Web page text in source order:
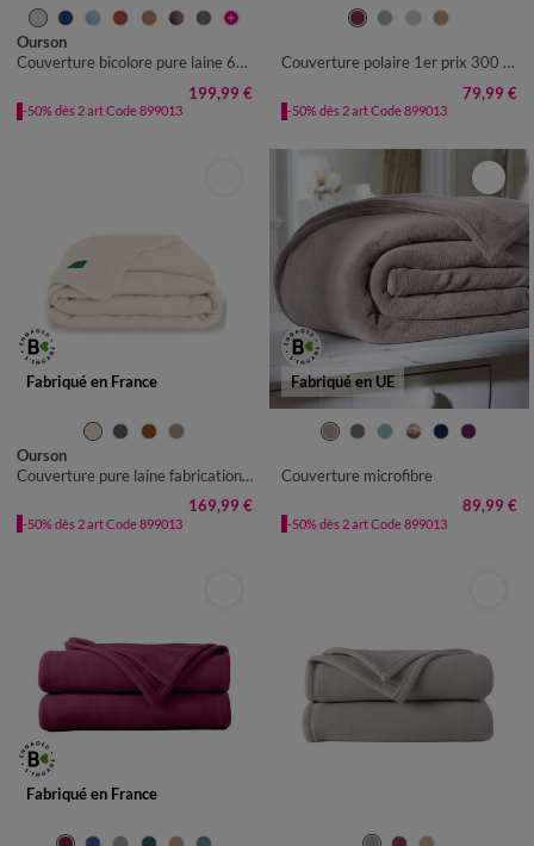
Ourson
Couverture bicolore pure laine 600 g/m²
199,99 €
-50% dès 2 art Code 899013
Couverture polaire 1er prix 300 g/m²
79,99 €
-50% dès 2 art Code 899013
Fabriqué en France
Ourson
Couverture pure laine fabrication française 400 g/m²
169,99 €
-50% dès 2 art Code 899013
Fabriqué en UE
Couverture microfibre
89,99 €
-50% dès 2 art Code 899013
Fabriqué en France